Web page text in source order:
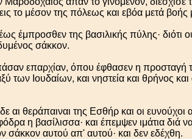
το μέσον της πόλεως και εβόα μετά βοής
έμπροσθεν της βασιλικής πύλης· διότι
σάκκον.
επαρχίαν, όπου έφθασεν η προσταγή
των Ιουδαίων, και νηστεία και θρήνος
αι θεράπαιναι της Εσθήρ και οι
η βασίλισσα· και έπεμψεν ιμάτια διά
σάκκον αυτού απ' αυτού· και δεν εδέχθη.